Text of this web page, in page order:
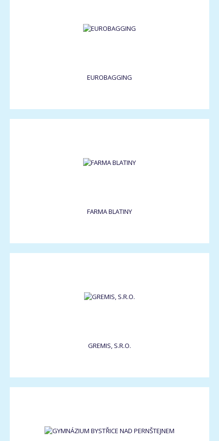
EUROBAGGING
FARMA BLATINY
GREMIS, S.R.O.